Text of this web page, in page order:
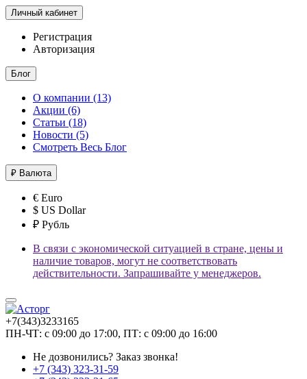
Личный кабинет
Регистрация
Авторизация
Блог
О компании (13)
Акции (6)
Статьи (18)
Новости (5)
Смотреть Весь Блог
₽ Валюта
€ Euro
$ US Dollar
₽ Рубль
В связи с экономической ситуацией в стране, цены и
наличие товаров, могут не соответствовать
действительности. Запрашивайте у менеджеров.
+7(343)3233165
ПН-ЧТ: с 09:00 до 17:00, ПТ: с 09:00 до 16:00
Не дозвонились? Заказ звонка!
+7 (343) 323-31-59